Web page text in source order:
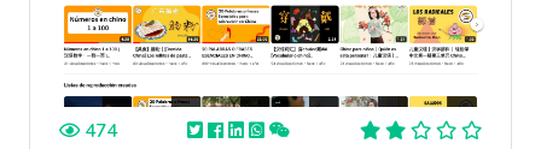
474